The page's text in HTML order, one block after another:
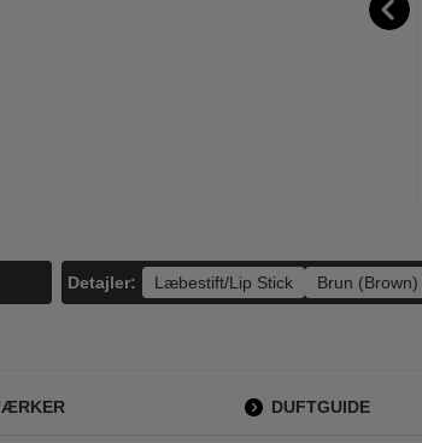
Detajler: Læbestift/Lip Stick Brun (Brown)
DUFTGUIDE